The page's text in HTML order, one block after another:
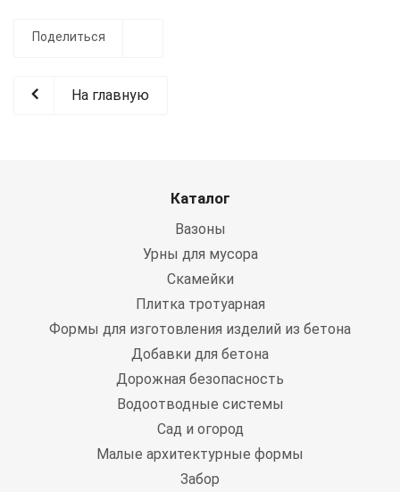
Поделиться
На главную
Каталог
Вазоны
Урны для мусора
Скамейки
Плитка тротуарная
Формы для изготовления изделий из бетона
Добавки для бетона
Дорожная безопасность
Водоотводные системы
Сад и огород
Малые архитектурные формы
Забор